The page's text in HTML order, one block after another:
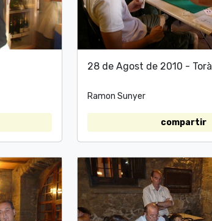
28 de Agost de 2010 - Torà
Ramon Sunyer
compartir